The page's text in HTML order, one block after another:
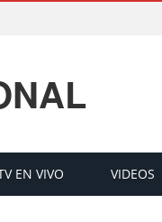
EN VIVO VIDEOS